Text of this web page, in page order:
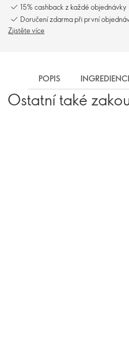
15% cashback z každé objednávky
Doručení zdarma při první
Zjistěte více
POPIS
Ostatní také